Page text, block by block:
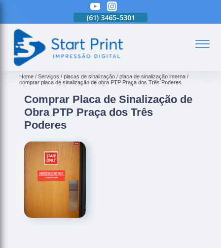
(61) 3465-5301
Home Serviços placas de sinalização
placa de sinalização interna
comprar placa de sinalização de obra PTP Praça dos Três Poderes
Comprar Placa de Sinalização de
Obra PTP Praça dos Três
Poderes